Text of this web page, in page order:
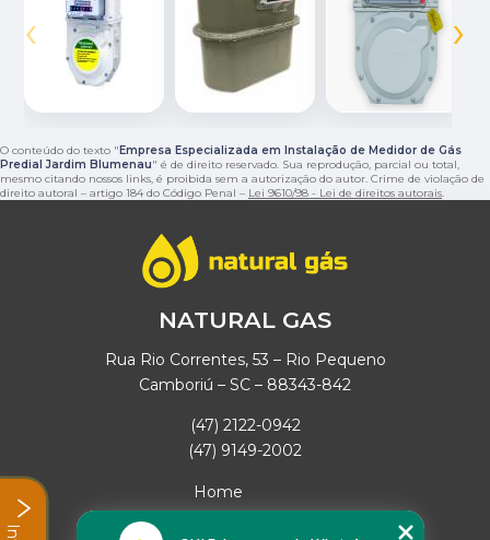
‹ ›
O conteúdo do texto "Empresa Especializada em Instalação de Medidor de Gás
Predial Jardim Blumenau" é de direito reservado. Sua reprodução, parcial ou total,
mesmo citando nossos links, é proibida sem a autorização do autor. Crime de violação de
direito autoral – artigo 184 do Código Penal – Lei 9610/98 - Lei de direitos autorais.
NATURAL GAS
Rua Rio Correntes, 53 – Rio Pequeno
Camboriú – SC – 88343-842
(47) 2122-0942
(47) 9149-2002
Home
Empresa